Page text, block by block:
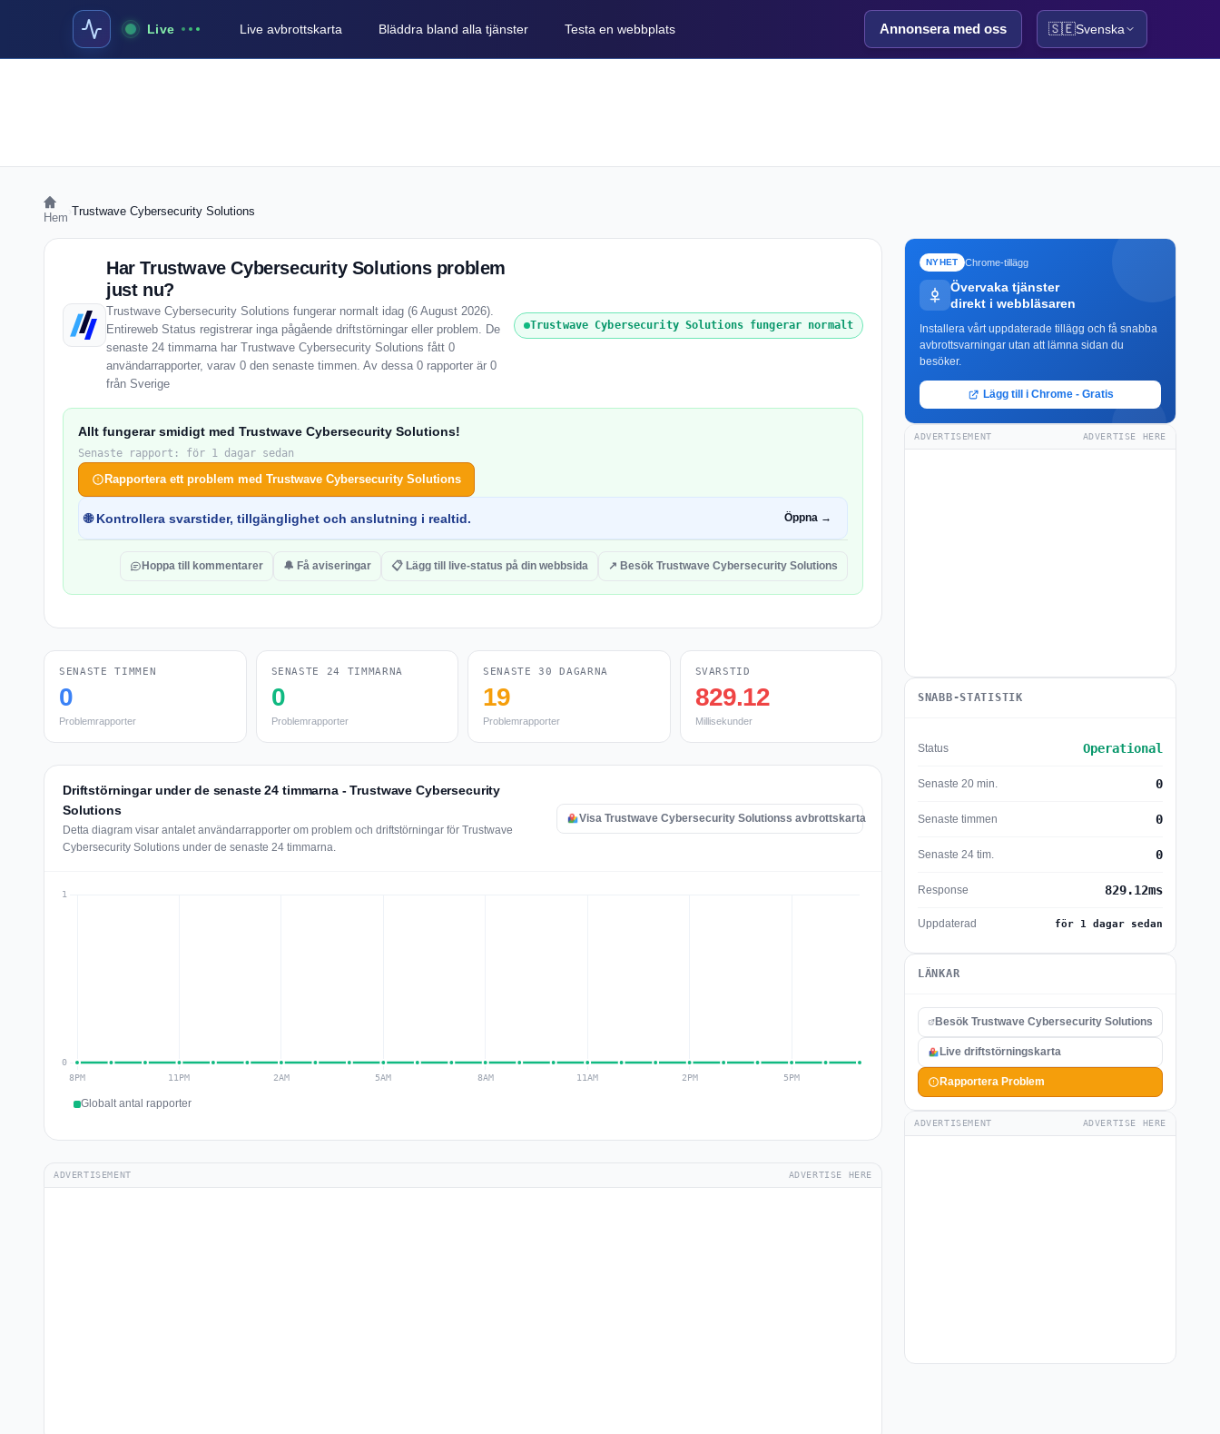
Live Live avbrottskarta Bläddra bland alla tjänster Testa en webbplats Annonsera med oss 🇸🇪Svenska
Hem Trustwave Cybersecurity Solutions
Har Trustwave Cybersecurity Solutions problem
just nu?
Trustwave Cybersecurity Solutions fungerar normalt idag (6 August 2026).
Entireweb Status registrerar inga pågående driftstörningar eller problem. De
senaste 24 timmarna har Trustwave Cybersecurity Solutions fått 0
användarrapporter, varav 0 den senaste timmen. Av dessa 0 rapporter är 0
från Sverige
Trustwave Cybersecurity Solutions fungerar normalt
Allt fungerar smidigt med Trustwave Cybersecurity Solutions!
Senaste rapport: för 1 dagar sedan
Rapportera ett problem med Trustwave Cybersecurity Solutions
🌐 Kontrollera svarstider, tillgänglighet och anslutning i realtid. Öppna →
Hoppa till kommentarer 🔔 Få aviseringar 📋 Lägg till live-status på din webbsida ↗ Besök Trustwave Cybersecurity Solutions
SENASTE TIMMEN
0
Problemrapporter
SENASTE 24 TIMMARNA
0
Problemrapporter
SENASTE 30 DAGARNA
19
Problemrapporter
SVARSTID
829.12
Millisekunder
Driftstörningar under de senaste 24 timmarna - Trustwave Cybersecurity
Solutions
Detta diagram visar antalet användarrapporter om problem och driftstörningar för Trustwave
Cybersecurity Solutions under de senaste 24 timmarna.
Visa Trustwave Cybersecurity Solutionss avbrottskarta
Globalt antal rapporter
ADVERTISEMENT ADVERTISE HERE
NYHET Chrome-tillägg
Övervaka tjänster
direkt i webbläsaren
Installera vårt uppdaterade tillägg och få snabba
avbrottsvarningar utan att lämna sidan du
besöker.
Lägg till i Chrome - Gratis
ADVERTISEMENT ADVERTISE HERE
SNABB-STATISTIK
Status Operational
Senaste 20 min. 0
Senaste timmen 0
Senaste 24 tim. 0
Response 829.12ms
Uppdaterad för 1 dagar sedan
LÄNKAR
Besök Trustwave Cybersecurity Solutions
Live driftstörningskarta
Rapportera Problem
ADVERTISEMENT ADVERTISE HERE